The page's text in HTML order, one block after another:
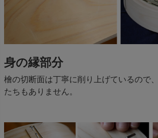
身の縁部分
檜の切断面は丁寧に削り上げているので
たちもありません。